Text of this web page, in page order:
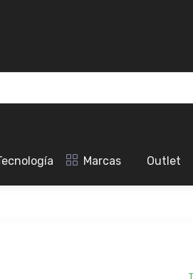
Marcas Outlet